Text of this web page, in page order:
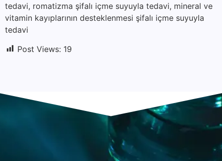
tedavi, romatizma şifalı içme suyuyla tedavi, mineral ve
vitamin kayıplarının desteklenmesi şifalı içme suyuyla
tedavi
Post Views: 19